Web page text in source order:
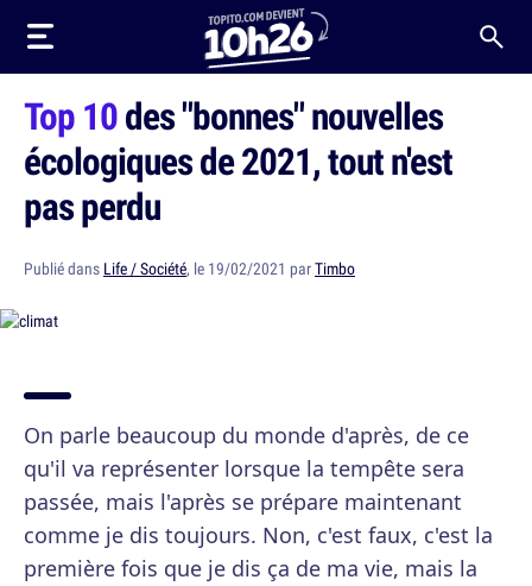
Top 10des "bonnes" nouvelles
écologiques de 2021, tout n'est
pas perdu
Publié dans Life / Société, le 19/02/2021 parTimbo
On parle beaucoup du monde d'après, de ce
qu'il va représenter lorsque la tempête sera
passée, mais l'après se prépare maintenant
comme je dis toujours. Non, c'est faux, c'est la
première fois que je dis ça de ma vie, mais la